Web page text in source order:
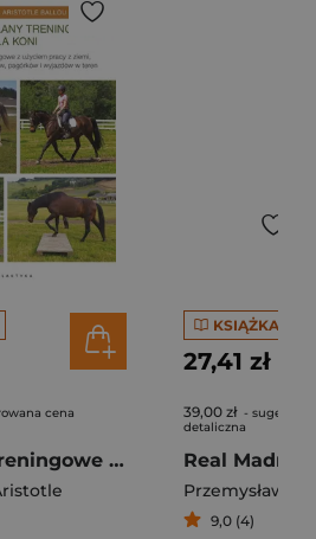
cena
33 plany treningowe dla koni. Praktyczne plany treningowe z użyciem pracy z ziemi, jazdy wierzchem, drągów, pagórków i wyjazdów w teren
KSIĄŻKA
27,41 zł
39,00 zł -
detaliczna
Przemysław
9,0 (4)